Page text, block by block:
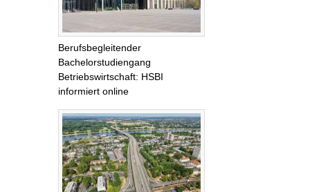
Berufsbegleitender
Bachelorstudiengang
Betriebswirtschaft: HSBI
informiert online